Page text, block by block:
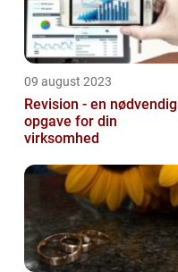
09 august 2023
Revision - en nødvendig
opgave for din
virksomhed